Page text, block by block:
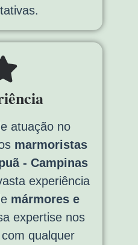
atuação no
marmoristas
- Campinas
experiência
mármores e
expertise nos
qualquer